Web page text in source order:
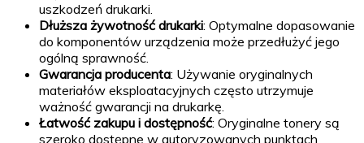
uszkodzeń drukarki.
Dłuższa żywotność drukarki: Optymalne dopasowanie
do komponentów urządzenia może przedłużyć jego
ogólną sprawność.
Gwarancja producenta: Używanie oryginalnych
materiałów eksploatacyjnych często utrzymuje
ważność gwarancji na drukarkę.
Łatwość zakupu i dostępność: Oryginalne tonery są
szeroko dostępne w autoryzowanych punktach